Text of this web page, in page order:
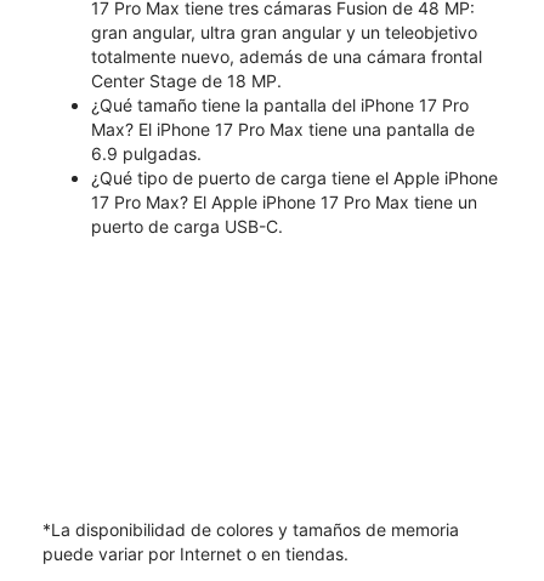
17 Pro Max tiene tres cámaras Fusion de 48 MP:
gran angular, ultra gran angular y un teleobjetivo
totalmente nuevo, además de una cámara frontal
Center Stage de 18 MP.
¿Qué tamaño tiene la pantalla del iPhone 17 Pro
Max? El iPhone 17 Pro Max tiene una pantalla de
6.9 pulgadas.
¿Qué tipo de puerto de carga tiene el Apple iPhone
17 Pro Max? El Apple iPhone 17 Pro Max tiene un
puerto de carga USB-C.
*La disponibilidad de colores y tamaños de memoria
puede variar por Internet o en tiendas.